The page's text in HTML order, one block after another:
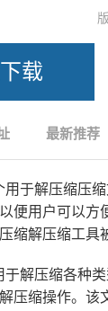
载
最新推荐
用于解压缩压
便用户可以方
缩解压缩工具
于解压缩各种
压缩操作。该